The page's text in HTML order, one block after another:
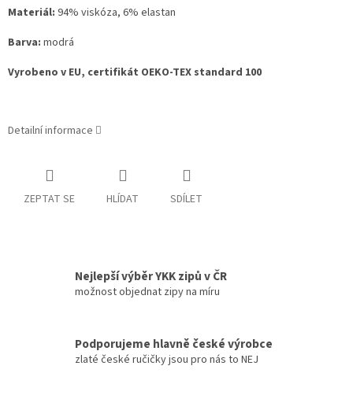
Materiál: 94% viskóza, 6% elastan
Barva: modrá
Vyrobeno v EU, certifikát OEKO-TEX standard 100
Detailní informace
ZEPTAT SE HLÍDAT SDÍLET
Nejlepší výběr YKK zipů v ČR
možnost objednat zipy na míru
Podporujeme hlavně české výrobce
zlaté české ručičky jsou pro nás to NEJ